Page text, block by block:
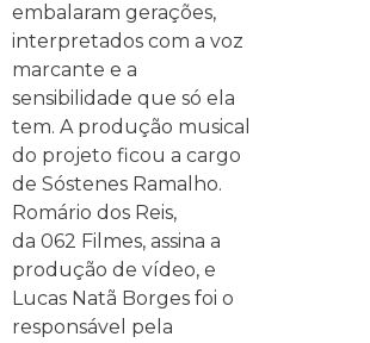
embalaram gerações,
interpretados com a voz
marcante e a
sensibilidade que só ela
tem. A produção musical
do projeto ficou a cargo
de Sóstenes Ramalho.
Romário dos Reis,
da 062 Filmes, assina a
produção de vídeo, e
Lucas Natã Borges foi o
responsável pela